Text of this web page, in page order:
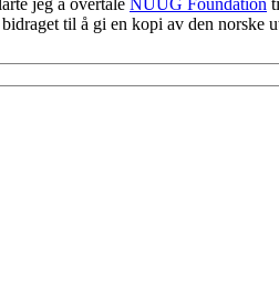
til å gi en kopi av den norske